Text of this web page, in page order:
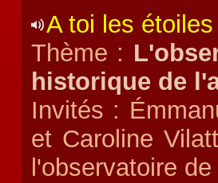
A toi les
Thème :
historique de
Invités :
et Caroline
l'observatoire